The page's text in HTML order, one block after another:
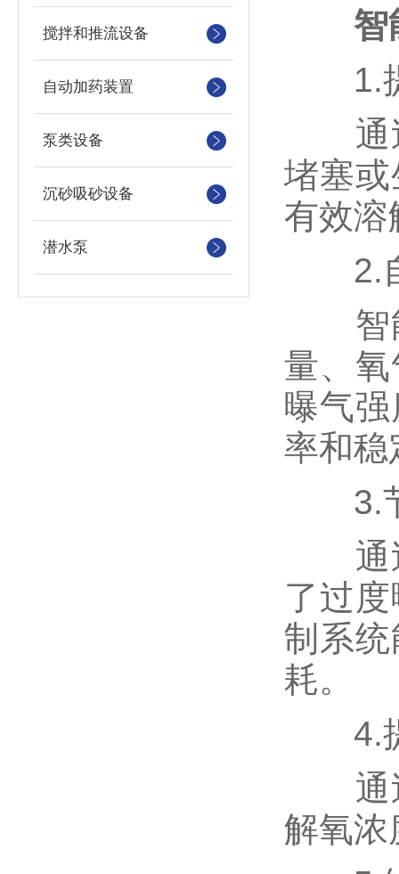
搅拌和推流设备
自动加药装置
泵类设备
沉砂吸砂设备
潜水泵
智
1.提
通过
堵塞
有效溶
2.自
智能
量、
曝气
率和稳
3.节
通过
了过
制系
耗。
4.提
通过
解氧浓